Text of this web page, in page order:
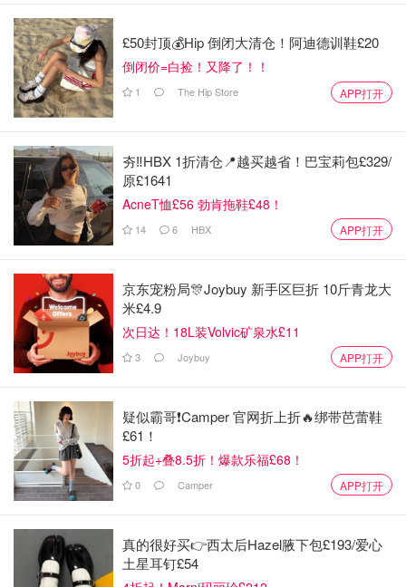
£50封顶💰Hip 倒闭大清仓！阿迪德训鞋£20
倒闭价=白捡！又降了！！
1 The Hip Store APP打开
夯‼️HBX 1折清仓📍越买越省！巴宝莉包£329/
原£1641
AcneT恤£56 勃肯拖鞋£48！
14 6 HBX APP打开
京东宠粉局🎊Joybuy 新手区巨折 10斤青龙大
米£4.9
次日达！18L装Volvic矿泉水£11
3 Joybuy APP打开
疑似霸哥❗️Camper 官网折上折🔥绑带芭蕾鞋
£61！
5折起+叠8.5折！爆款乐福£68！
0 Camper APP打开
真的很好买👉西太后Hazel腋下包£193/爱心
土星耳钉£54